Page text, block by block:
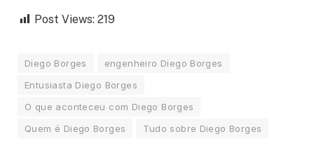
Post Views: 219
Diego Borges
engenheiro Diego Borges
Entusiasta Diego Borges
O que aconteceu com Diego Borges
Quem é Diego Borges
Tudo sobre Diego Borges